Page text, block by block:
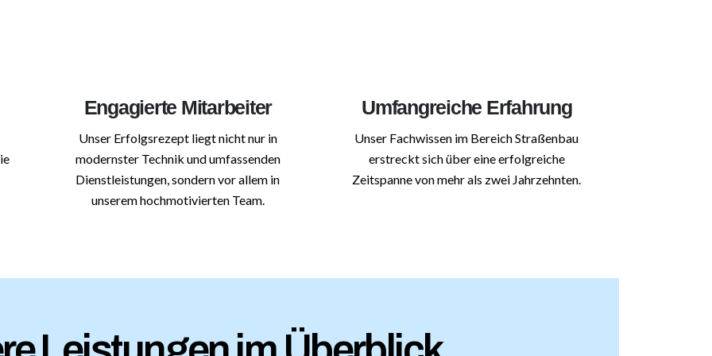
Engagierte Mitarbeiter
Unser Erfolgsrezept liegt nicht nur in
modernster Technik und umfassenden
Dienstleistungen, sondern vor allem in
unserem hochmotivierten Team.
Umfangreiche Erfahrung
Unser Fachwissen im Bereich Straßenbau
erstreckt sich über eine erfolgreiche
Zeitspanne von mehr als zwei Jahrzehnten.